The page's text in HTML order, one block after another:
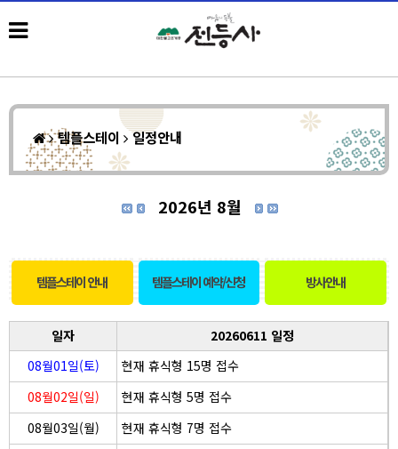
템플스테이 일정안내
2026년 8월
템플스테이 안내 템플스테이 예약/신청 방사안내
일자
20260611 일정
08월01일(토)
현재 휴식형 15명 접수
08월02일(일)
현재 휴식형 5명 접수
08월03일(월)
현재 휴식형 7명 접수